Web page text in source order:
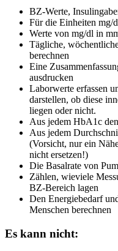
BZ-Werte,
Für die Einheiten mg/
Werte von mg/dl in
Tägliche,
berechnen
Eine
ausdrucken
Laborwerte erfassen
darstellen, ob diese
liegen oder nicht.
Aus jedem HbA1c
Aus jedem
(Vorsicht, nur ein
nicht ersetzen!)
Die Basalrate von
Zählen, wieviele
BZ-Bereich lagen
Den Energiebedarf
Menschen berechnen
Es kann nicht: